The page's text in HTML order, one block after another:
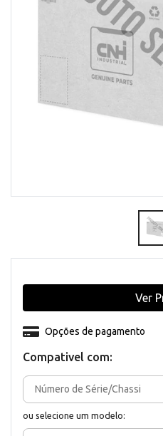
Compativel com:
ou selecione um modelo:
Opções de pagamento
Ver